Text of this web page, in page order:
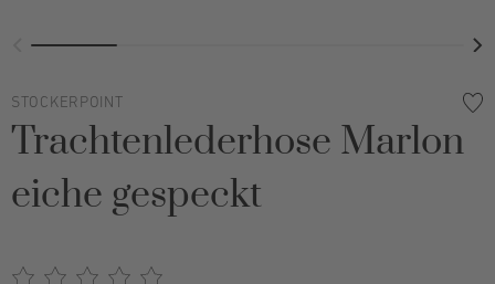
STOCKERPOINT
Trachtenlederhose Marlon
eiche gespeckt